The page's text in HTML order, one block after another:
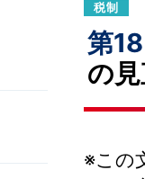
税制
第
の
※この